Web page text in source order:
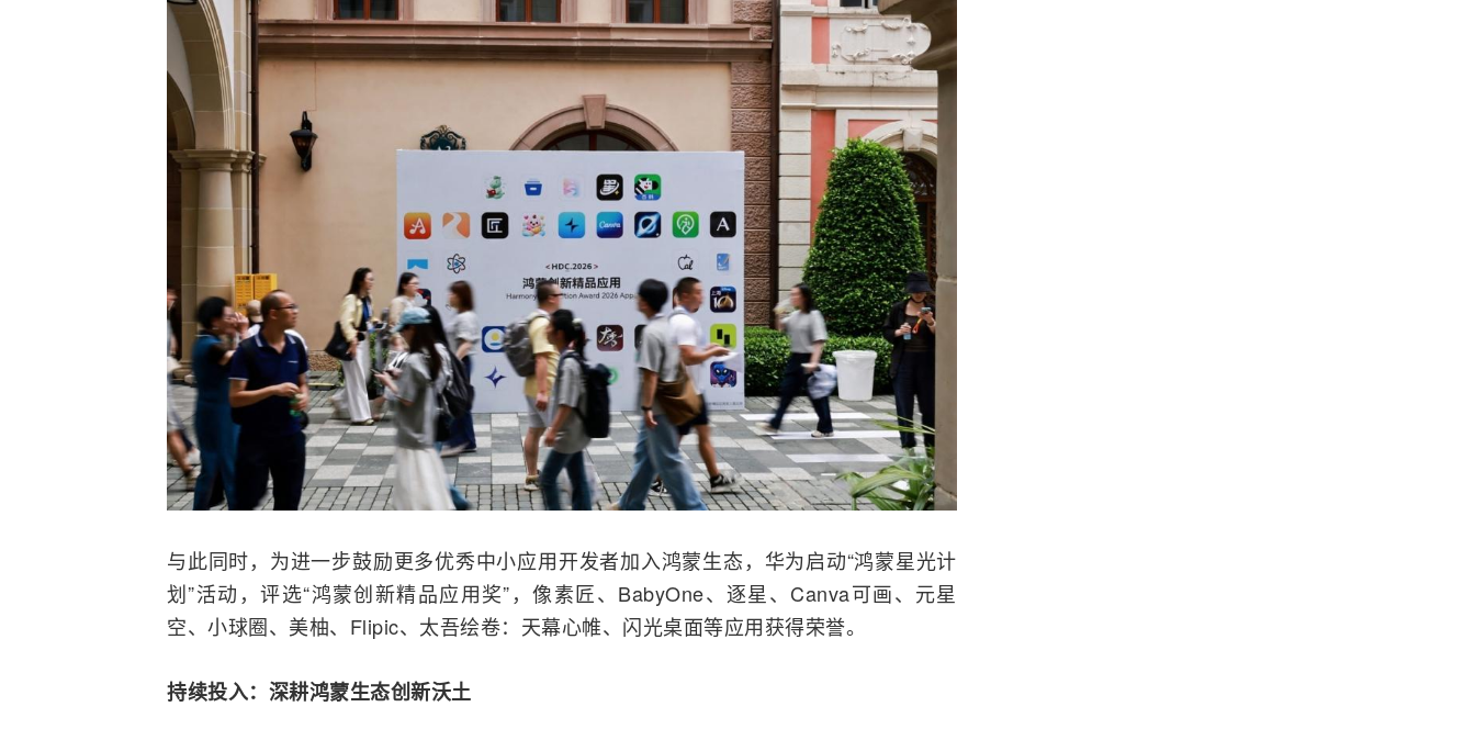
与此同时，为进一步鼓励更多优秀中小应用开发者加入鸿蒙生态，华为启动“鸿蒙星光计
划”活动，评选“鸿蒙创新精品应用奖”，像素匠、BabyOne、逐星、Canva可画、元星
空、小球圈、美柚、Flipic、太吾绘卷：天幕心帷、闪光桌面等应用获得荣誉。
持续投入： 深耕鸿蒙生态创新沃土